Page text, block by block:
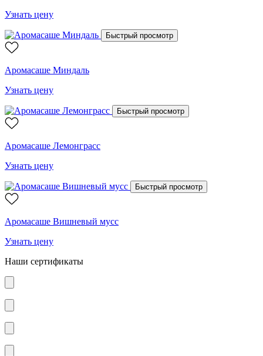
Узнать цену
Быстрый просмотр
Аромасаше Миндаль
Узнать цену
Быстрый просмотр
Аромасаше Лемонграсс
Узнать цену
Быстрый просмотр
Аромасаше Вишневый мусс
Узнать цену
Наши сертификаты